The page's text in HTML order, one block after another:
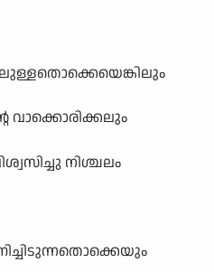
വാക്കൊരിക്കലും
നിശ്ചലം